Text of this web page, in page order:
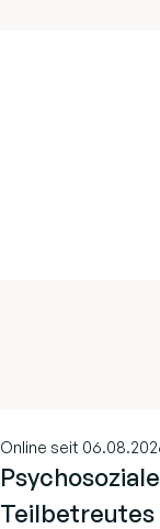
Online seit